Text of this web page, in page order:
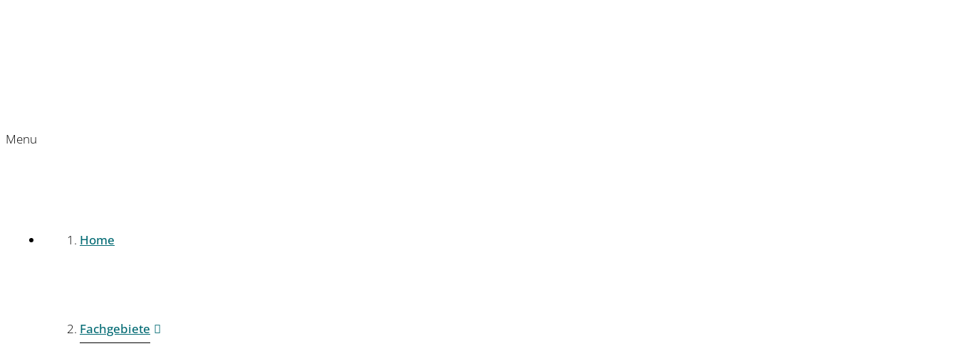
Menu
Home
Fachgebiete